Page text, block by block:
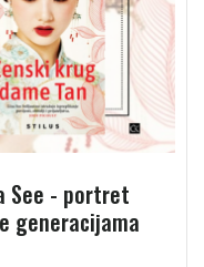
See - portret
generacijama